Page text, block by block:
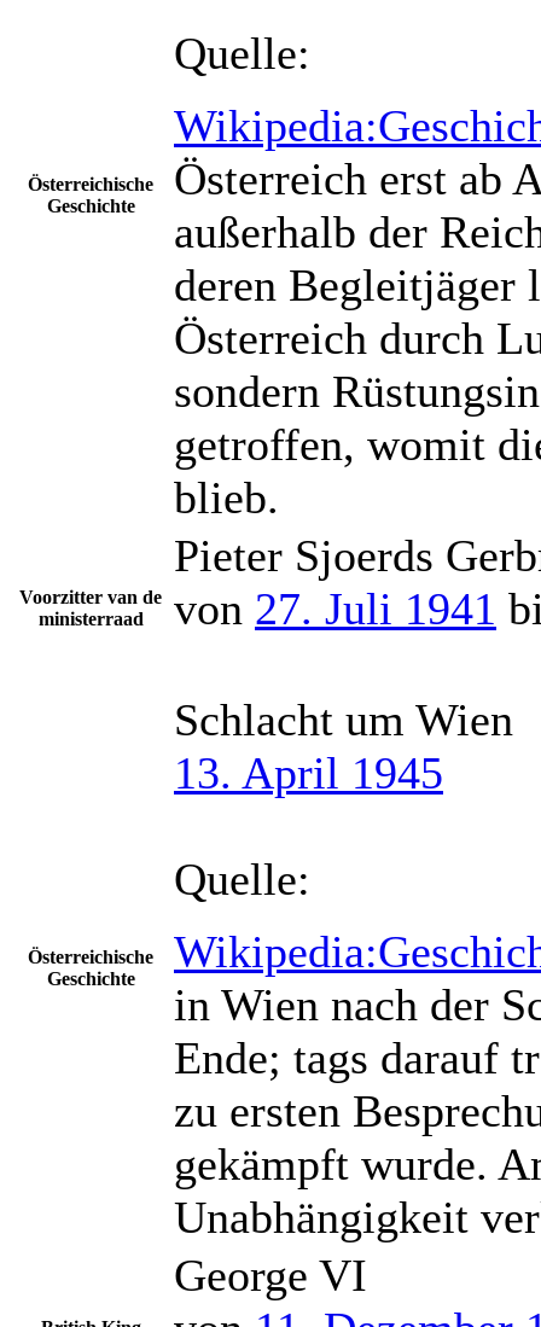
Österreichische
Geschichte
Quelle:
Österreich erst ab
außerhalb der
deren Begleitjäger
Österreich durch
sondern
getroffen, womit
blieb.
Voorzitter van de
ministerraad
Pieter Sjoerds
von 27. Juli 1941
Österreichische
Geschichte
Schlacht um Wien
13. April 1945
Quelle:
in Wien nach der
Ende; tags darauf
zu ersten
gekämpft wurde.
Unabhängigkeit
George VI